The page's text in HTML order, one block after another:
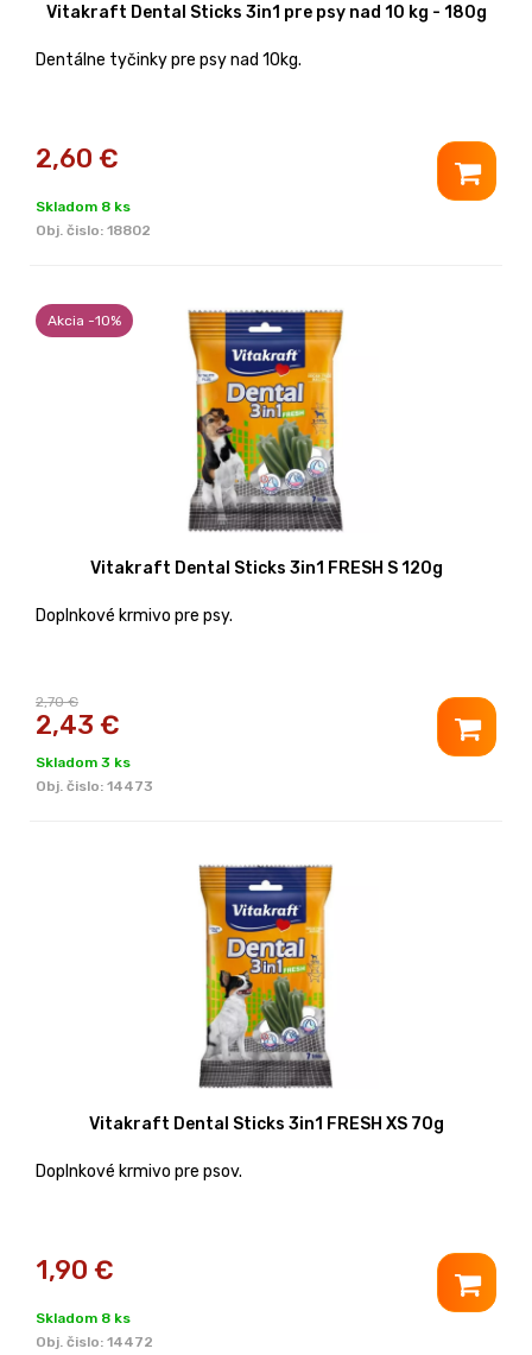
Vitakraft Dental Sticks 3in1 pre psy nad 10 kg - 180g
Dentálne tyčinky pre psy nad 10kg.
2,60 €
Skladom 8 ks
Obj. čislo: 18802
Akcia -10%
Vitakraft Dental Sticks 3in1 FRESH S 120g
Doplnkové krmivo pre psy.
2,70 €
2,43 €
Skladom 3 ks
Obj. čislo: 14473
Vitakraft Dental Sticks 3in1 FRESH XS 70g
Doplnkové krmivo pre psov.
1,90 €
Skladom 8 ks
Obj. čislo: 14472